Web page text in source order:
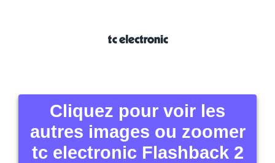
Cliquez pour voir les
autres images ou zoomer
tc electronic Flashback 2